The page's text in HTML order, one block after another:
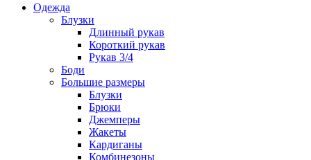
Одежда
Блузки
Длинный рукав
Короткий рукав
Рукав 3/4
Боди
Большие размеры
Блузки
Брюки
Джемперы
Жакеты
Кардиганы
Комбинезоны